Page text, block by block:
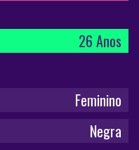
26 Anos
Feminino
Negra